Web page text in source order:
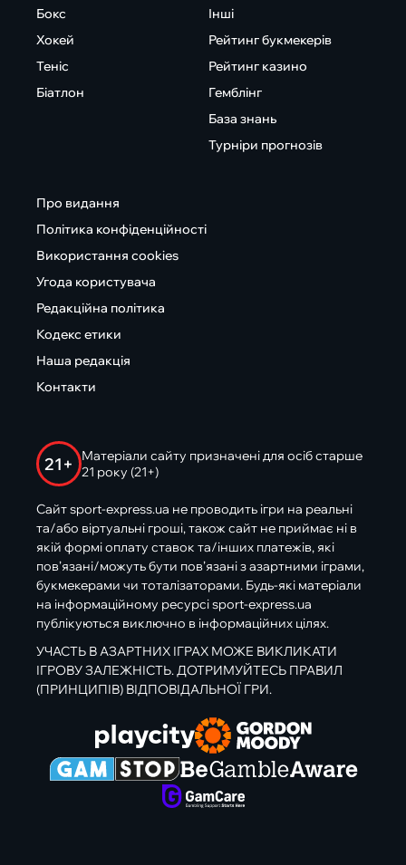
Бокс
Хокей
Теніс
Біатлон
Інші
Рейтинг букмекерів
Рейтинг казино
Гемблінг
База знань
Турніри прогнозів
Про видання
Політика конфіденційності
Використання cookies
Угода користувача
Редакційна політика
Кодекс етики
Наша редакція
Контакти
21+
Матеріали сайту призначені для осіб старше
21 року (21+)
Сайт sport-express.ua не проводить ігри на реальні
та/або віртуальні гроші, також сайт не приймає ні в
якій формі оплату ставок та/інших платежів, які
пов’язані/можуть бути пов’язані з азартними іграми,
букмекерами чи тоталізаторами. Будь-які матеріали
на інформаційному ресурсі sport-express.ua
публікуються виключно в інформаційних цілях.
УЧАСТЬ В АЗАРТНИХ ІГРАХ МОЖЕ ВИКЛИКАТИ
ІГРОВУ ЗАЛЕЖНІСТЬ. ДОТРИМУЙТЕСЬ ПРАВИЛ
(ПРИНЦИПІВ) ВІДПОВІДАЛЬНОЇ ГРИ.